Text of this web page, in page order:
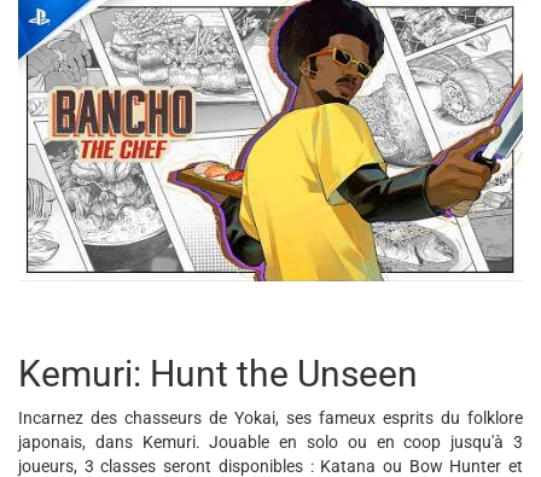
Kemuri: Hunt the Unseen
Incarnez des chasseurs de Yokai, ses fameux esprits du folklore
japonais, dans Kemuri. Jouable en solo ou en coop jusqu'à 3
joueurs, 3 classes seront disponibles : Katana ou Bow Hunter et